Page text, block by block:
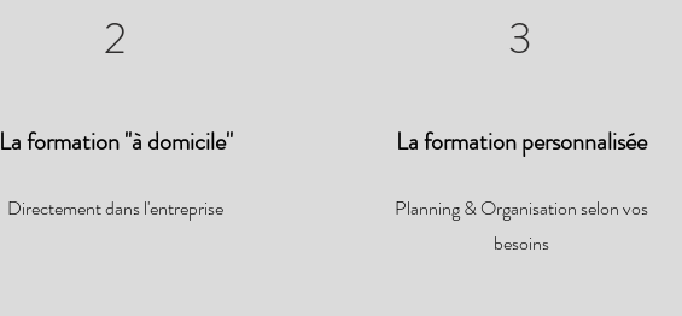
2
La formation "à domicile"
Directement dans l'entreprise
3
La formation personnalisée
Planning & Organisation selon vos
besoins